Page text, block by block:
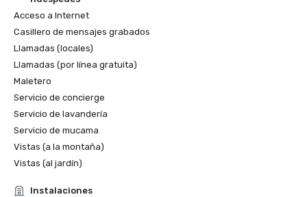
Acceso a Internet
Casillero de mensajes grabados
Llamadas (locales)
Llamadas (por línea gratuita)
Maletero
Servicio de concierge
Servicio de lavandería
Servicio de mucama
Vistas (a la montaña)
Vistas (al jardín)
Instalaciones